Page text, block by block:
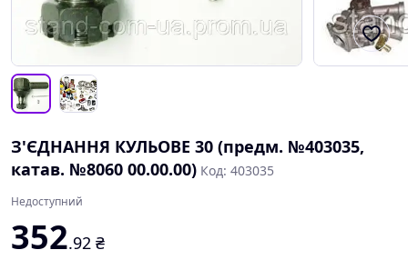
З'ЄДНАННЯ КУЛЬОВЕ 30 (предм. №403035,
катав. №8060 00.00.00) Код: 403035
Недоступний
352.92 ₴